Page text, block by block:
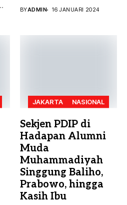
BYADMIN 16 JANUARI 2024
JAKARTA NASIONAL
Sekjen PDIP di
Hadapan Alumni
Muda
Muhammadiyah
Singgung Baliho,
Prabowo, hingga
Kasih Ibu